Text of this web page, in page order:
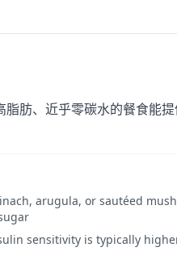
肪、近乎零碳水的餐食能
arugula, or sautéed
sensitivity is typically